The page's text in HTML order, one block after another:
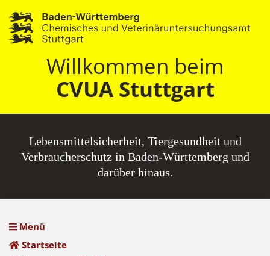
Willkommen beim
CVUA Stuttgart
Lebensmittel­sicherheit, Tiergesundheit und
Verbraucherschutz in Baden-Württemberg und
darüber hinaus.
Menü
Startseite